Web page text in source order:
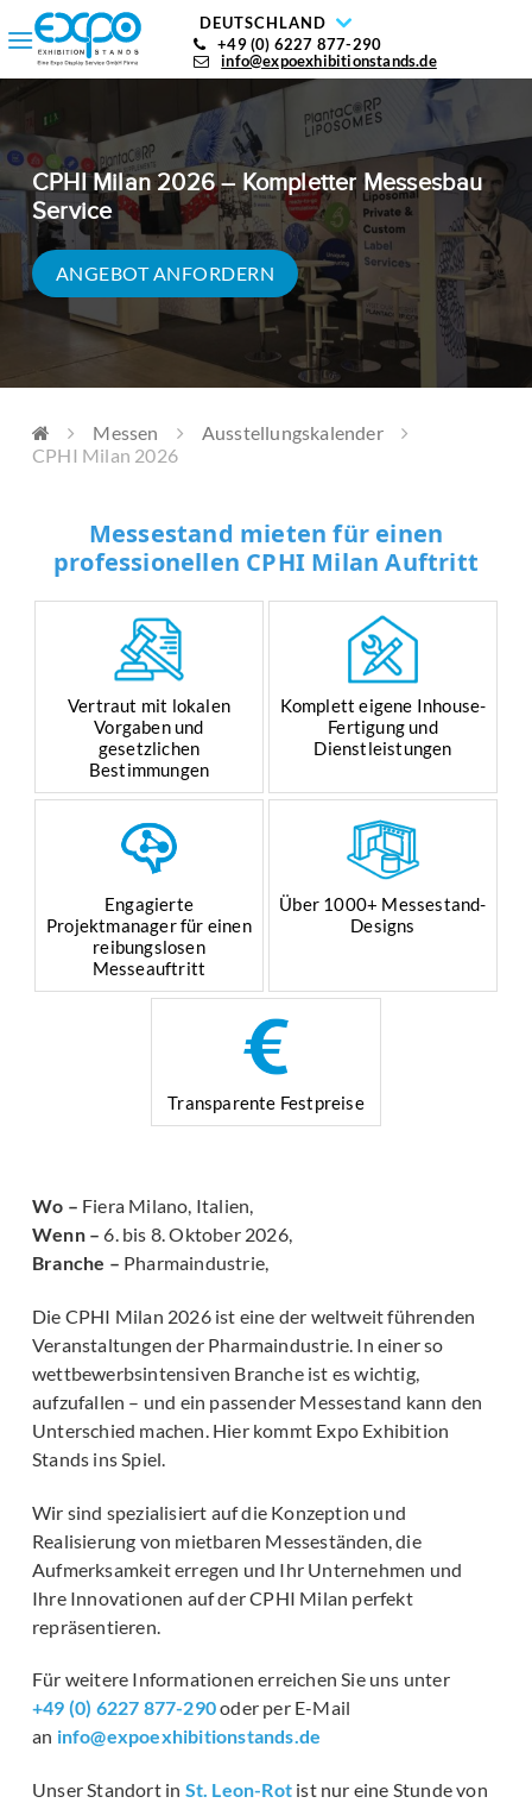
DEUTSCHLAND
+49 (0) 6227 877-290
info@expoexhibitionstands.de
CPHI Milan 2026 – Kompletter Messesbau
Service
ANGEBOT ANFORDERN
Messen
Ausstellungskalender
CPHI Milan 2026
Messestand mieten für einen
professionellen CPHI Milan Auftritt
Vertraut mit lokalen
Vorgaben und
gesetzlichen
Bestimmungen
Komplett eigene Inhouse-
Fertigung und
Dienstleistungen
Engagierte
Projektmanager für einen
reibungslosen
Messeauftritt
Über 1000+ Messestand-
Designs
Transparente Festpreise
Wo – Fiera Milano, Italien,
Wenn –6. bis 8. Oktober 2026,
Branche – Pharmaindustrie,
Die CPHI Milan 2026 ist eine der weltweit führenden
Veranstaltungen der Pharmaindustrie. In einer so
wettbewerbsintensiven Branche ist es wichtig,
aufzufallen – und ein passender Messestand kann den
Unterschied machen. Hier kommt Expo Exhibition
Stands ins Spiel.
Wir sind spezialisiert auf die Konzeption und
Realisierung von mietbaren Messeständen, die
Aufmerksamkeit erregen und Ihr Unternehmen und
Ihre Innovationen auf der CPHI Milan perfekt
repräsentieren.
Für weitere Informationen erreichen Sie uns unter
+49 (0) 6227 877-290oder per E-Mail
an info@expoexhibitionstands.de
Unser Standort in St. Leon-Rot ist nur eine Stunde von